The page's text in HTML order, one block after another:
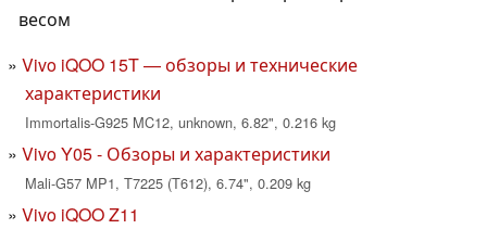
весом
Vivo iQOO 15T — обзоры и технические
характеристики
Immortalis-G925 MC12, unknown, 6.82", 0.216 kg
Vivo Y05 - Обзоры и характеристики
Mali-G57 MP1, T7225 (T612), 6.74", 0.209 kg
Vivo iQOO Z11